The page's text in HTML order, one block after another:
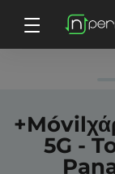
5G -